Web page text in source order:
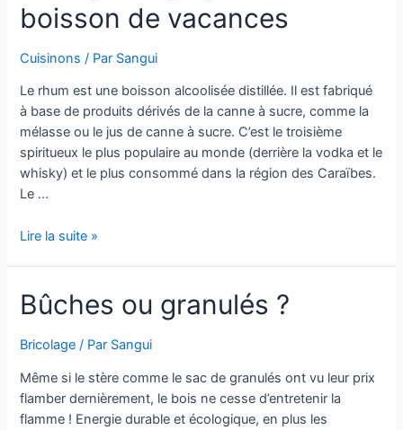
boisson de vacances
Cuisinons / Par Sangui
Le rhum est une boisson alcoolisée distillée. Il est fabriqué
à base de produits dérivés de la canne à sucre, comme la
mélasse ou le jus de canne à sucre. C’est le troisième
spiritueux le plus populaire au monde (derrière la vodka et le
whisky) et le plus consommé dans la région des Caraïbes.
Le …
Comment
rhum
arrangé
au
?
:
boisson
Lire la suite »
Bûches ou granulés ?
Bricolage / Par Sangui
Même si le stère comme le sac de granulés ont vu leur prix
flamber dernièrement, le bois ne cesse d’entretenir la
flamme ! Energie durable et écologique, en plus les